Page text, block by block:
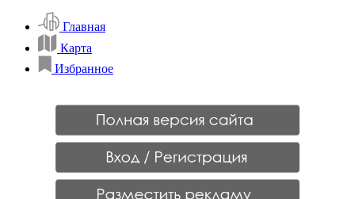
Главная
Карта
Избранное